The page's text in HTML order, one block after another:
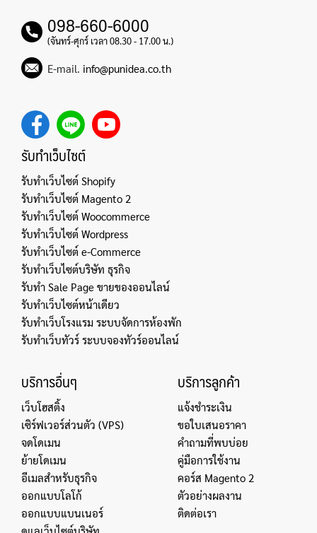
098-660-6000
(จันทร์-ศุกร์ เวลา 08.30 - 17.00 น.)
E-mail. info@punidea.co.th
รับทำเว็บไซต์
รับทำเว็บไซต์ Shopify
รับทำเว็บไซต์ Magento 2
รับทำเว็บไซต์ Woocommerce
รับทำเว็บไซต์ Wordpress
รับทำเว็บไซต์ e-Commerce
รับทำเว็บไซต์บริษัท ธุรกิจ
รับทำ Sale Page ขายของออนไลน์
รับทำเว็บไซต์หน้าเดียว
รับทำเว็บโรงแรม ระบบจัดการห้องพัก
รับทำเว็บทัวร์ ระบบจองทัวร์ออนไลน์
บริการอื่นๆ
เว็บโฮสติ้ง
เซิร์ฟเวอร์ส่วนตัว (VPS)
จดโดเมน
ย้ายโดเมน
อีเมลสำหรับธุรกิจ
ออกแบบโลโก้
ออกแบบแบนเนอร์
ดูแลเว็บไซต์บริษัท
บริการลูกค้า
แจ้งชำระเงิน
ขอใบเสนอราคา
คำถามที่พบบ่อย
คู่มือการใช้งาน
คอร์ส Magento 2
ตัวอย่างผลงาน
ติดต่อเรา